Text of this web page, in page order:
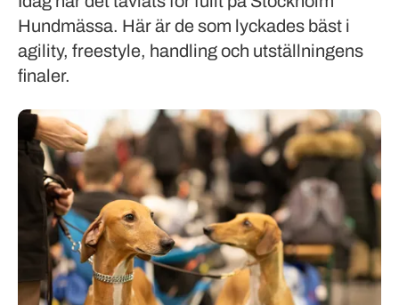
Hundmässa. Här är de som lyckades bäst i
agility, freestyle, handling och utställningens
finaler.